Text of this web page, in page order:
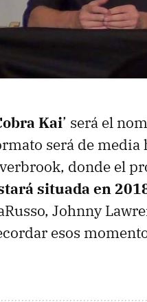
Kai’ será el
será de
donde el
situada en
Johnny
esos